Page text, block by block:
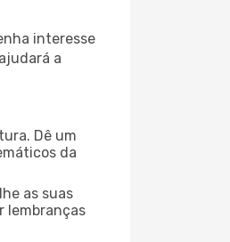
interesse
a
Dê um
da
as suas
lembranças